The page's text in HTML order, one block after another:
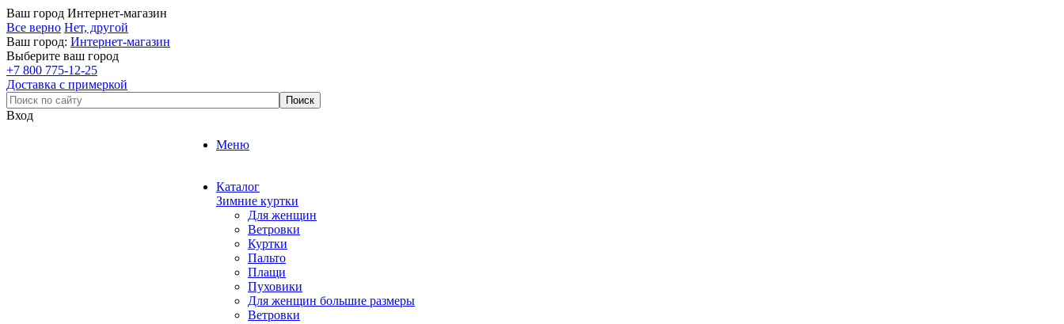
Ваш город Интернет-магазин
Все верно Нет, другой
Ваш город: Интернет-магазин
Выберите ваш город
+7 800 775-12-25
Доставка с примеркой
Вход
Меню
Каталог
Зимние куртки
Для женщин
Ветровки
Куртки
Пальто
Плащи
Пуховики
Для женщин большие размеры
Ветровки